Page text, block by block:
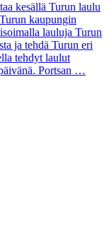
kesällä Turun laulu
kaupungin
lauluja Turun
ja tehdä Turun eri
tehdyt laulut
Portsan …